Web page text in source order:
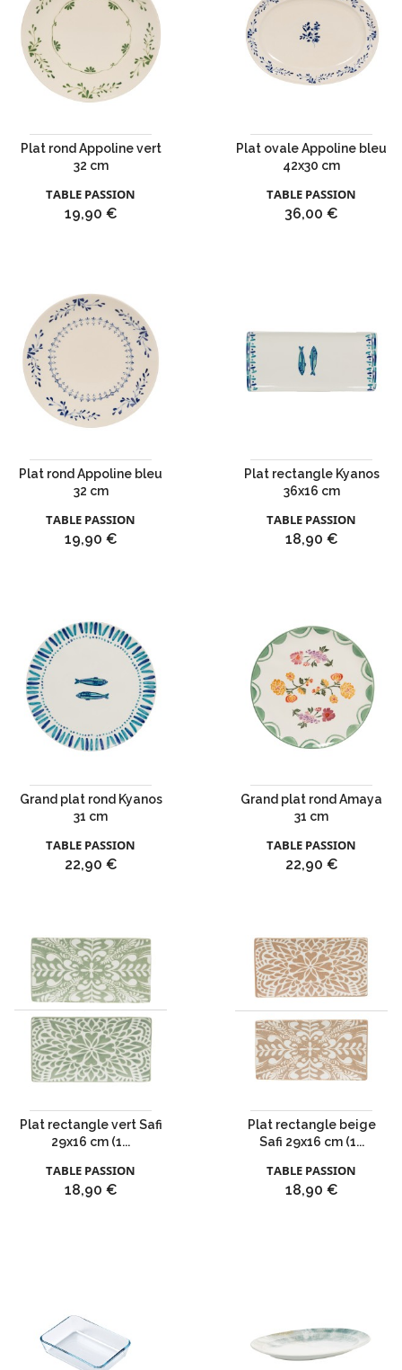
Plat rond Appoline vert
32 cm
TABLE PASSION
Prix
19,90 €
Plat ovale Appoline bleu
42x30 cm
TABLE PASSION
Prix
36,00 €
Plat rond Appoline bleu
32 cm
TABLE PASSION
Prix
19,90 €
Plat rectangle Kyanos
36x16 cm
TABLE PASSION
Prix
18,90 €
Grand plat rond Kyanos
31 cm
TABLE PASSION
Prix
22,90 €
Grand plat rond Amaya
31 cm
TABLE PASSION
Prix
22,90 €
Plat rectangle vert Safi
29x16 cm (1...
TABLE PASSION
Prix
18,90 €
Plat rectangle beige
Safi 29x16 cm (1...
TABLE PASSION
Prix
18,90 €